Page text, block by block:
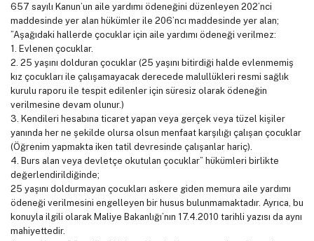
657 sayılı Kanun’un aile yardımı ödeneğini düzenleyen 202’nci
maddesinde yer alan hükümler ile 206’ncı maddesinde yer alan;
”Aşağıdaki hallerde çocuklar için aile yardımı ödeneği verilmez:
1. Evlenen çocuklar.
2. 25 yaşını dolduran çocuklar (25 yaşını bitirdiği halde evlenmemiş
kız çocukları ile çalışamayacak derecede malullükleri resmi sağlık
kurulu raporu ile tespit edilenler için süresiz olarak ödeneğin
verilmesine devam olunur.)
3. Kendileri hesabına ticaret yapan veya gerçek veya tüzel kişiler
yanında her ne şekilde olursa olsun menfaat karşılığı çalışan çocuklar
(Öğrenim yapmakta iken tatil devresinde çalışanlar hariç).
4. Burs alan veya devletçe okutulan çocuklar” hükümleri birlikte
değerlendirildiğinde;
25 yaşını doldurmayan çocukları askere giden memura aile yardımı
ödeneği verilmesini engelleyen bir husus bulunmamaktadır. Ayrıca, bu
konuyla ilgili olarak Maliye Bakanlığı’nın 17.4.2010 tarihli yazısı da aynı
mahiyettedir.